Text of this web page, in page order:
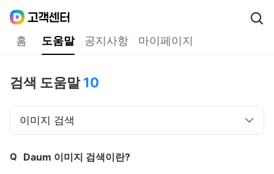
홈 도움말 공지사항 마이페이지
검색 도움말 10
이미지 검색
Q Daum 이미지 검색이란?